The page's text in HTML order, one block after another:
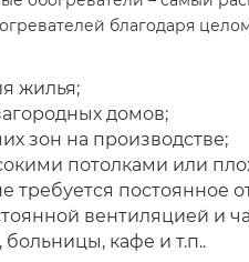
благодаря
жилья;
домов;
зон на производстве;
потолками или
требуется постоянное
вентиляцией и
кафе и т.п..